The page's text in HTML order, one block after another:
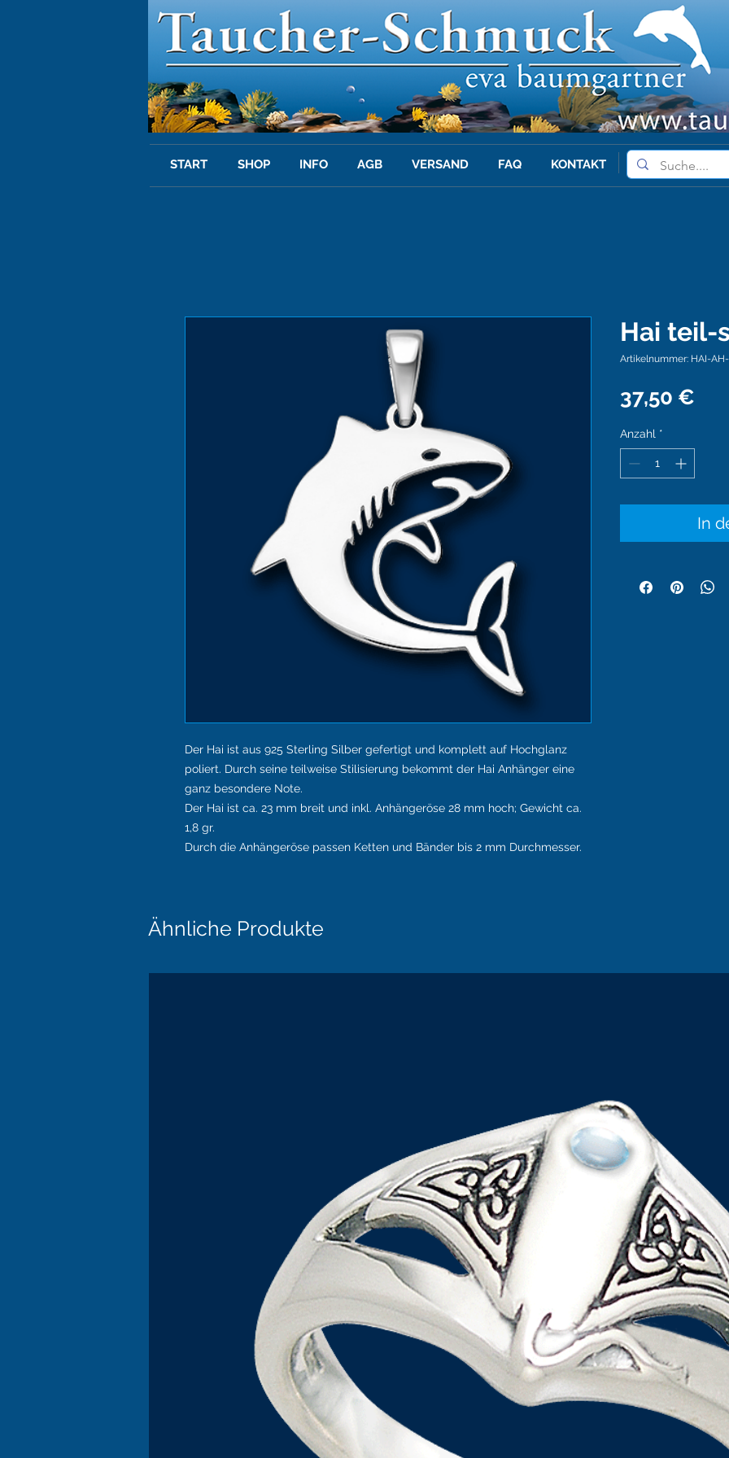
START SHOP INFO AGB VERSAND FAQ KONTAKT
Der Hai ist aus 925 Sterling Silber gefertigt und komplett auf Hochglanz
poliert. Durch seine teilweise Stilisierung bekommt der Hai Anhänger eine
ganz besondere Note.
Der Hai ist ca. 23 mm breit und inkl. Anhängeröse 28 mm hoch; Gewicht ca.
1,8 gr.
Durch die Anhängeröse passen Ketten und Bänder bis 2 mm Durchmesser.
Hai teil-
Artikelnummer: HAI-
37,50 €
Anzahl *
In
Ähnliche Produkte